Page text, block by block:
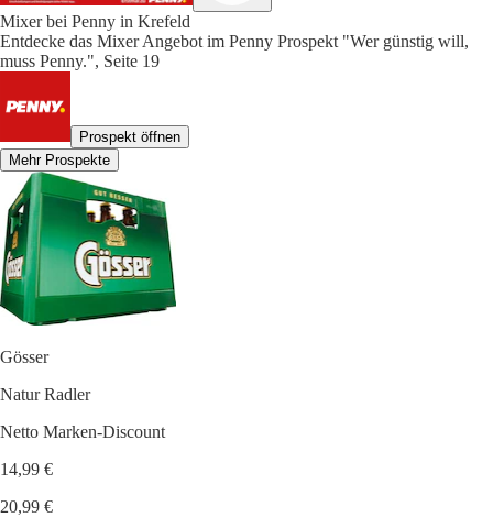
Mixer bei Penny in Krefeld
Entdecke das Mixer Angebot im Penny Prospekt "Wer günstig will,
muss Penny.", Seite 19
Prospekt öffnen
Mehr Prospekte
Gösser
Natur Radler
Netto Marken-Discount
14,99 €
20,99 €